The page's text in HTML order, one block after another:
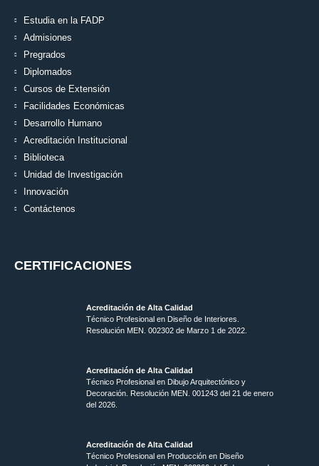
Estudia en la FADP
Admisiones
Pregrados
Diplomados
Cursos de Extensión
Facilidades Económicas
Desarrollo Humano
Acreditación Institucional
Biblioteca
Unidad de Investigación
Innovación
Contáctenos
CERTIFICACIONES
Acreditación de Alta Calidad
Técnico Profesional en Diseño de Interiores.
Resolución MEN. 002302 de Marzo 1 de 2022.
Acreditación de Alta Calidad
Técnico Profesional en Dibujo Arquitectónico y
Decoración. Resolución MEN. 001243 del 21 de enero
del 2026.
Acreditación de Alta Calidad
Técnico Profesional en Producción en Diseño